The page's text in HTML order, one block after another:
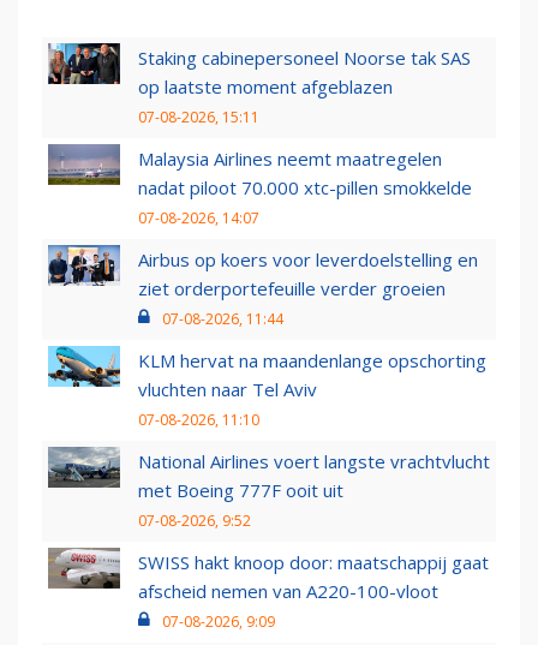
Staking cabinepersoneel Noorse tak SAS
op laatste moment afgeblazen
07-08-2026, 15:11
Malaysia Airlines neemt maatregelen
nadat piloot 70.000 xtc-pillen smokkelde
07-08-2026, 14:07
Airbus op koers voor leverdoelstelling en
ziet orderportefeuille verder groeien
07-08-2026, 11:44
KLM hervat na maandenlange opschorting
vluchten naar Tel Aviv
07-08-2026, 11:10
National Airlines voert langste vrachtvlucht
met Boeing 777F ooit uit
07-08-2026, 9:52
SWISS hakt knoop door: maatschappij gaat
afscheid nemen van A220-100-vloot
07-08-2026, 9:09